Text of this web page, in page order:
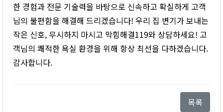
한 경험과 전문 기술력을 바탕으로 신속하고 확실하게 고객
님의 불편함을 해결해 드리겠습니다! 우리 집 변기가 보내는
작은 신호, 무시하지 마시고 막힘해결119와 상담하세요! 고
객님의 쾌적한 욕실 환경을 위해 항상 최선을 다하겠습니다.
감사합니다.
목록